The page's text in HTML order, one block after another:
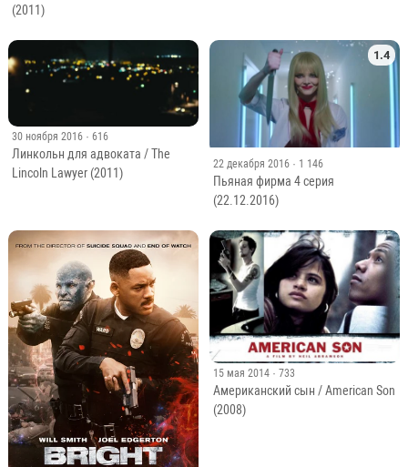
(2011)
30 ноября 2016 · 616
Линкольн для адвоката / The
Lincoln Lawyer (2011)
1.4
22 декабря 2016 · 1 146
Пьяная фирма 4 серия
(22.12.2016)
15 мая 2014 · 733
Американский сын / American Son
(2008)